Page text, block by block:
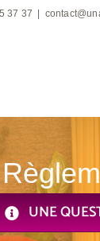
37 37
UNE